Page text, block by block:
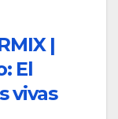
|
El
vivas